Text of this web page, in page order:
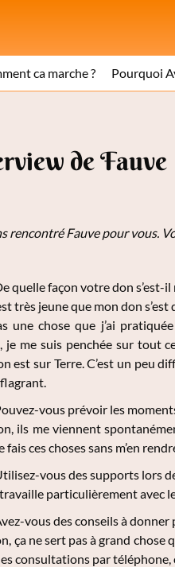
ca marche ? Pourquoi
de Fauve
rencontré Fauvepour vous.
quelle façon votre don s’est-
très jeune que mon don
une chose que j’ai
je me suis penchée sur tout
est sur Terre. C’est un peu
flagrant.
vous prévoir les
ils me viennent
fais ces choses sans m’en
vous des supports lors
particulièrement avec
vous des conseils à
ça ne sert pas à grand chose
consultations par téléphone,